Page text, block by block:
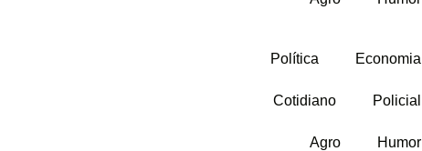
Política Economia
Cotidiano Policial
Agro Humor